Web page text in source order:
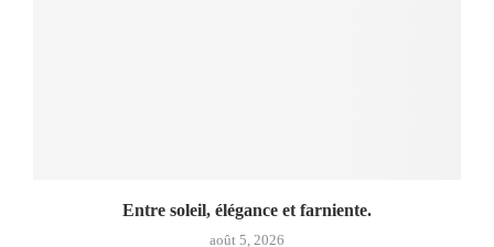
Entre soleil, élégance et farniente.
août 5, 2026